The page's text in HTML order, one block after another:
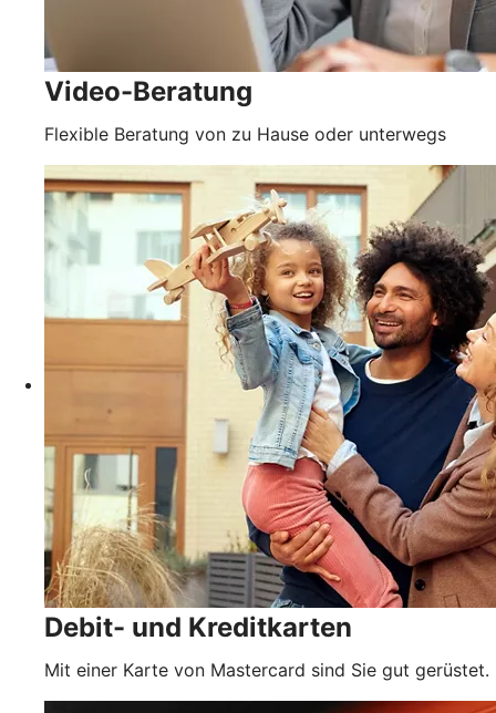
Video-Beratung
Flexible Beratung von zu Hause oder unterwegs
Debit- und Kreditkarten
Mit einer Karte von Mastercard sind Sie gut gerüstet.